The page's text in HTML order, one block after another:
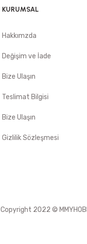
KURUMSAL
Hakkımzda
Değişim ve İade
Bize Ulaşın
Teslimat Bilgisi
Bize Ulaşın
Gizlilik Sözleşmesi
Copyright 2022 ©